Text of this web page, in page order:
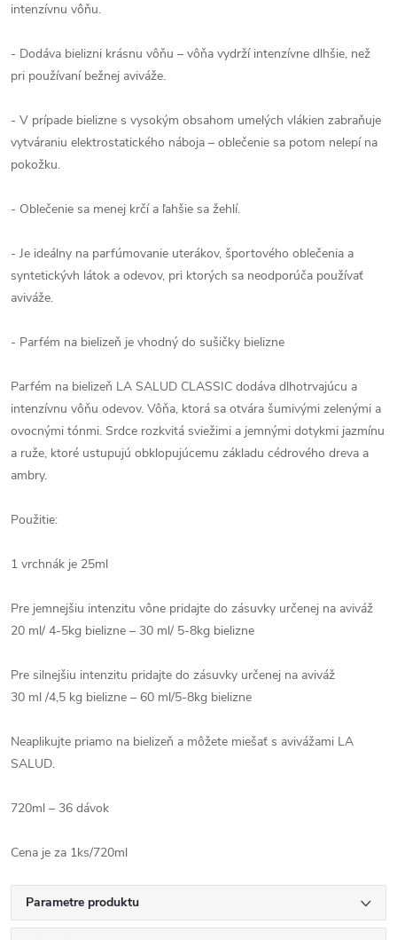
intenzívnu vôňu.
- Dodáva bielizni krásnu vôňu – vôňa vydrží intenzívne dlhšie, než
pri používaní bežnej aviváže.
- V prípade bielizne s vysokým obsahom umelých vlákien zabraňuje
vytváraniu elektrostatického náboja – oblečenie sa potom nelepí na
pokožku.
- Oblečenie sa menej krčí a ľahšie sa žehlí.
- Je ideálny na parfúmovanie uterákov, športového oblečenia a
syntetickývh látok a odevov, pri ktorých sa neodporúča používať
aviváže.
- Parfém na bielizeň je vhodný do sušičky bielizne
Parfém na bielizeň LA SALUD CLASSIC dodáva dlhotrvajúcu a
intenzívnu vôňu odevov. Vôňa, ktorá sa otvára šumivými zelenými a
ovocnými tónmi. Srdce rozkvitá sviežimi a jemnými dotykmi jazmínu
a ruže, ktoré ustupujú obklopujúcemu základu cédrového dreva a
ambry.
Použitie:
1 vrchnák je 25ml
Pre jemnejšiu intenzitu vône pridajte do zásuvky určenej na aviváž
20 ml/ 4-5kg bielizne – 30 ml/ 5-8kg bielizne
Pre silnejšiu intenzitu pridajte do zásuvky určenej na aviváž
30 ml /4,5 kg bielizne – 60 ml/5-8kg bielizne
Neaplikujte priamo na bielizeň a môžete miešať s avivážami LA
SALUD.
720ml – 36 dávok
Cena je za 1ks/720ml
Parametre produktu